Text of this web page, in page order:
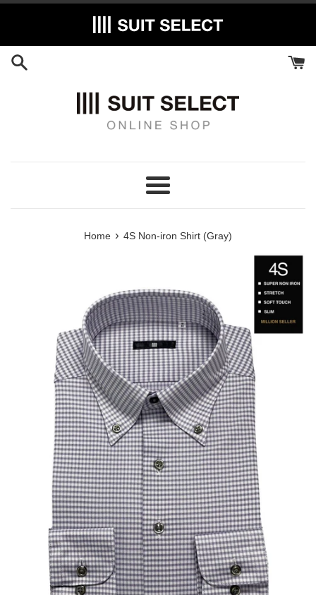
Skip
Menu
Home › 4S Non-iron Shirt (Gray)